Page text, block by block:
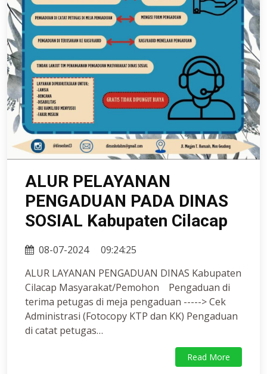
ALUR PELAYANAN
PENGADUAN PADA DINAS
SOSIAL Kabupaten Cilacap
08-07-2024
09:24:25
ALUR LAYANAN PENGADUAN DINAS Kabupaten
Cilacap Masyarakat/Pemohon Pengaduan di
terima petugas di meja pengaduan -----> Cek
Administrasi (Fotocopy KTP dan KK) Pengaduan
di catat petugas…
Read More